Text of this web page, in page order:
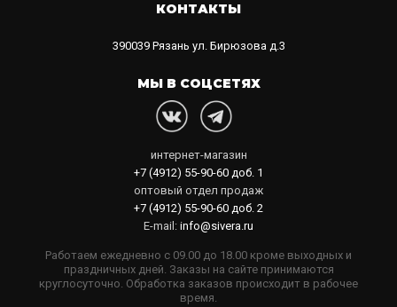
КОНТАКТЫ
390039 Рязань ул. Бирюзова д.3
МЫ В СОЦСЕТЯХ
интернет-магазин
+7 (4912) 55-90-60 доб. 1
оптовый отдел продаж
+7 (4912) 55-90-60 доб. 2
E-mail: info@sivera.ru
Работаем ежедневно с 09.00 до 18.00 кроме выходных и
праздничных дней. Заказы на сайте принимаются
круглосуточно. Обработка заказов происходит в рабочее
время.